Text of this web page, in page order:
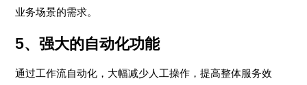
业务场景的需求。
5、强大的自动化功能
通过工作流自动化，大幅减少人工操作，提高整体服务效